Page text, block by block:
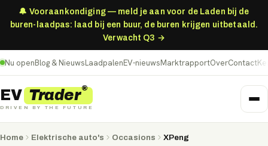
🔔 Vooraankondiging — meld je aan voor de Laden bij de
buren-laadpas: laad bij een buur, de buren krijgen uitbetaald.
Verwacht Q3 →
Nu openBlog & NieuwsLaadpalenEV-nieuwsMarktrapportOverContact
EV Trader®
DRIVEN BY THE FUTURE
Home Elektrische auto's Occasions XPeng